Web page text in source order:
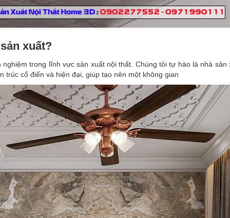
xuất?
trong lĩnh vực sản xuất nội thất. Chúng tôi tự hào là nhà
trúc cổ điển và hiện đại, giúp tạo nên một không gian